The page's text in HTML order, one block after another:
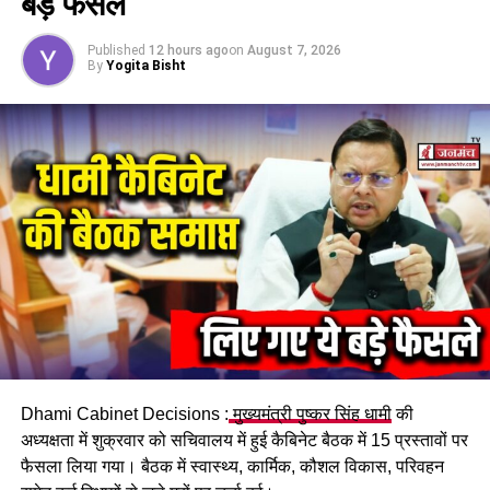
#SpecialTrainingOpportunity
#AIandDataScienceCourses
FOUR-YEAR DEGREE COURSE
NEW EDUCATION POLICY
SPECIAL TRAINING OPPORTUNITY
UNDERGRADUATE PROGRAM CHANGE
UP NEXT
ओखलकांडा में भीषण सड़क हादसा, बारातियों से भरी बोलेरो खाई में
गिरी, दो की मौत….
DON'T MISS
देहरादून: महिला कांग्रेस कार्यकर्ताओं का मुख्यमंत्री आवास कूच, बढ़ते
महिला अपराधों के खिलाफ प्रदर्शन….
Published 12 hours agoon August 7, 2026
By Yogita Bisht
Dhami Cabinet Decisions : मुख्यमंत्री पुष्कर सिंह धामीकी
अध्यक्षता में शुक्रवार को सचिवालय में हुई कैबिनेट बैठक में 15 प्रस्तावों पर
फैसला लिया गया। बैठक में स्वास्थ्य, कार्मिक, कौशल विकास, परिवहन